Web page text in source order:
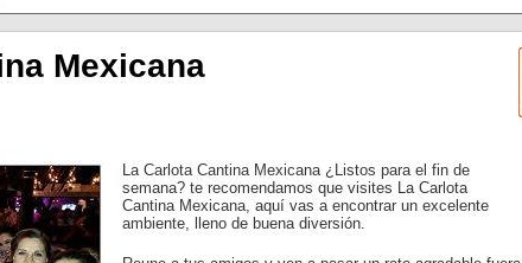
Mexicana
La Carlota Cantina Mexicana ¿Listos para el fin de
semana? te recomendamos que visites La Carlota
Cantina Mexicana, aquí vas a encontrar un excelente
ambiente, lleno de buena diversión.